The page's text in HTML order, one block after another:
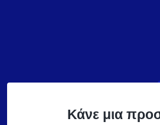
Κάνε μια